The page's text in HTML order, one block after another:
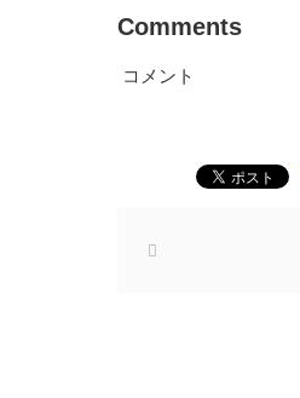
Comments
コメント